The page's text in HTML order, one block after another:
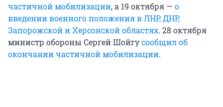
частичной мобилизации, а 19 октября — о
введении военного положения в ЛНР, ДНР,
Запорожской и Херсонской областях. 28 октября
министр обороны Сергей Шойгусообщил об
окончании частичной мобилизации.